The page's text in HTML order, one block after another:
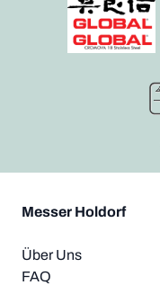
Messer Holdorf
Über Uns
FAQ